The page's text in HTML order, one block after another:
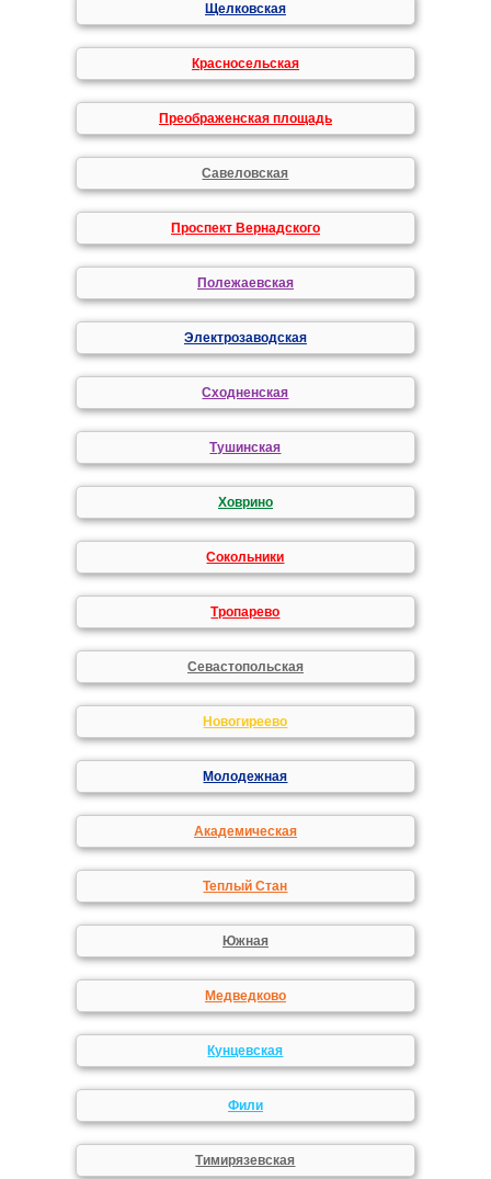
Щелковская
Красносельская
Преображенская площадь
Савеловская
Проспект Вернадского
Полежаевская
Электрозаводская
Сходненская
Тушинская
Ховрино
Сокольники
Тропарево
Севастопольская
Новогиреево
Молодежная
Академическая
Теплый Стан
Южная
Медведково
Кунцевская
Фили
Тимирязевская